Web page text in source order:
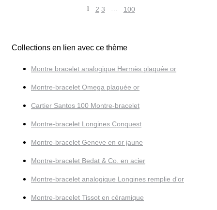
1 2 3 … 100
Collections en lien avec ce thème
Montre bracelet analogique Hermès plaquée or
Montre-bracelet Omega plaquée or
Cartier Santos 100 Montre-bracelet
Montre-bracelet Longines Conquest
Montre-bracelet Geneve en or jaune
Montre-bracelet Bedat & Co. en acier
Montre-bracelet analogique Longines remplie d'or
Montre-bracelet Tissot en céramique